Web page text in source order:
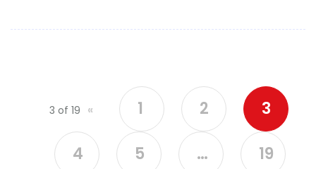
3 of 19 « 1 2 3
4 5 … 19